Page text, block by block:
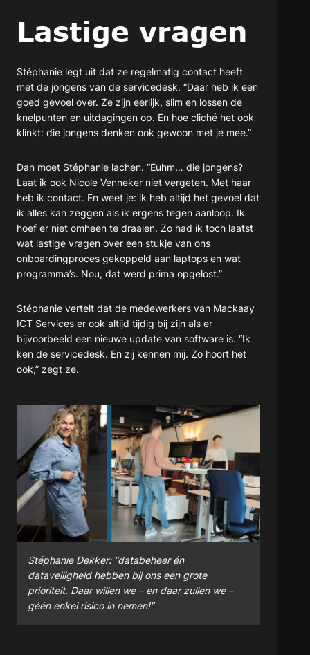
Lastige vragen
Stéphanie legt uit dat ze regelmatig contact heeft
met de jongens van de servicedesk. “Daar heb ik een
goed gevoel over. Ze zijn eerlijk, slim en lossen de
knelpunten en uitdagingen op. En hoe cliché het ook
klinkt: die jongens denken ook gewoon met je mee.”
Dan moet Stéphanie lachen. “Euhm… die jongens?
Laat ik ook Nicole Venneker niet vergeten. Met haar
heb ik contact. En weet je: ik heb altijd het gevoel dat
ik alles kan zeggen als ik ergens tegen aanloop. Ik
hoef er niet omheen te draaien. Zo had ik toch laatst
wat lastige vragen over een stukje van ons
onboardingproces gekoppeld aan laptops en wat
programma’s. Nou, dat werd prima opgelost.”
Stéphanie vertelt dat de medewerkers van Mackaay
ICT Services er ook altijd tijdig bij zijn als er
bijvoorbeeld een nieuwe update van software is. “Ik
ken de servicedesk. En zij kennen mij. Zo hoort het
ook,” zegt ze.
Stéphanie Dekker: “databeheer én
dataveiligheid hebben bij ons een grote
prioriteit. Daar willen we – en daar zullen we –
géén enkel risico in nemen!”